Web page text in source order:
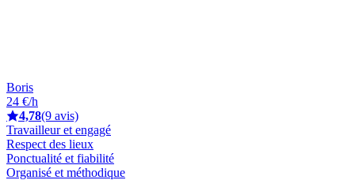
Boris
24 €/h
4,78(9 avis)
Travailleur et engagé
Respect des lieux
Ponctualité et fiabilité
Organisé et méthodique